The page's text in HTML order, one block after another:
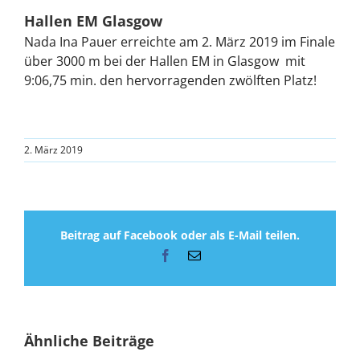
Hallen EM Glasgow
Nada Ina Pauer erreichte am 2. März 2019 im Finale
über 3000 m bei der Hallen EM in Glasgow mit
9:06,75 min. den hervorragenden zwölften Platz!
2. März 2019
Beitrag auf Facebook oder als E-Mail teilen.
Facebook
E-
Ähnliche Beiträge